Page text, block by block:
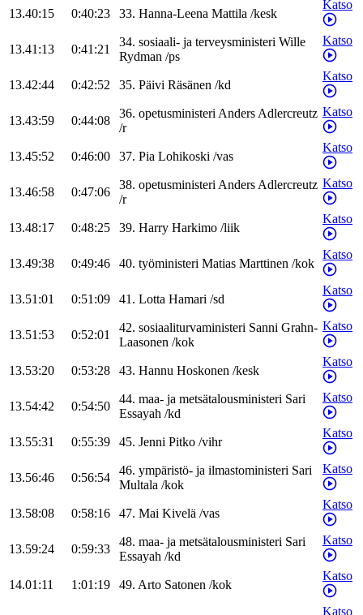
13.40:15 0:40:23 33. Hanna-Leena Mattila /kesk
Katso
13.41:13 0:41:21
34. sosiaali- ja terveysministeri Wille
Rydman /ps
Katso
13.42:44 0:42:52 35. Päivi Räsänen /kd
Katso
13.43:59 0:44:08
36. opetusministeriAndersAdlercreutz
/r
Katso
13.45:52 0:46:00 37. Pia Lohikoski /vas
Katso
13.46:58 0:47:06
38. opetusministeriAndersAdlercreutz
/r
Katso
13.48:17 0:48:25 39. Harry Harkimo /liik
Katso
13.49:38 0:49:46 40. työministeri Matias Marttinen /kok
Katso
13.51:01 0:51:09 41. Lotta Hamari /sd
Katso
13.51:53 0:52:01
42. sosiaaliturvaministeri Sanni Grahn-
Laasonen /kok
Katso
13.53:20 0:53:28 43. Hannu Hoskonen /kesk
Katso
13.54:42 0:54:50
44. maa- ja metsätalousministeri Sari
Essayah /kd
Katso
13.55:31 0:55:39 45. Jenni Pitko /vihr
Katso
13.56:46 0:56:54
46. ympäristö- ja ilmastoministeri Sari
Multala /kok
Katso
13.58:08 0:58:16 47. Mai Kivelä /vas
Katso
13.59:24 0:59:33
48. maa- ja metsätalousministeri Sari
Essayah /kd
Katso
14.01:11 1:01:19 49. Arto Satonen /kok
Katso
Katso